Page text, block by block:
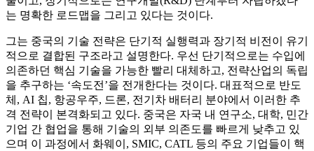
는 명확한 로드맵을 그리고 있다는 것이다.
그는 중국의 기술 전략은 단기적 실행력과 장기적 비전이 유기
적으로 결합된 구조라고 설명한다. 우선 단기적으로는 수입에
의존하던 핵심 기술을 가능한 빨리 대체하고, 전략산업의 독립
을 추구하는 ‘속도전’을 전개한다는 것이다. 대표적으로 반도
체, AI 칩, 항공우주, 드론, 전기차 배터리 분야에서 이러한 추
격 전략이 본격화되고 있다. 중국은 자국 내 연구소, 대학, 민간
기업 간 협업을 통해 기술의 외부 의존도를 빠르게 낮추고 있
으며 이 과정에서 화웨이, SMIC, CATL 등의 주요 기업들이 핵